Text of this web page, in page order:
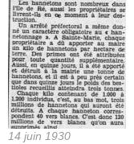
14 juin 1930